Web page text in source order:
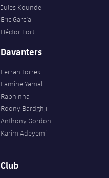
Jules Kounde
Eric García
Héctor Fort
Davanters
Ferran Torres
Lamine Yamal
Raphinha
Roony Bardghji
Anthony Gordon
Karim Adeyemi
Club